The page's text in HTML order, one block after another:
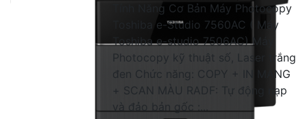
Tính Năng Cơ Bản Máy Photocopy
Toshiba e-Studio 7560AC ( Máy
Toshiba e-studio 7506AC) Máy
Photocopy kỹ thuật số, Laser trắng
đen Chức năng: COPY + IN MẠNG
+ SCAN MÀU RADF: Tự động nạp
và đảo bản gốc :...